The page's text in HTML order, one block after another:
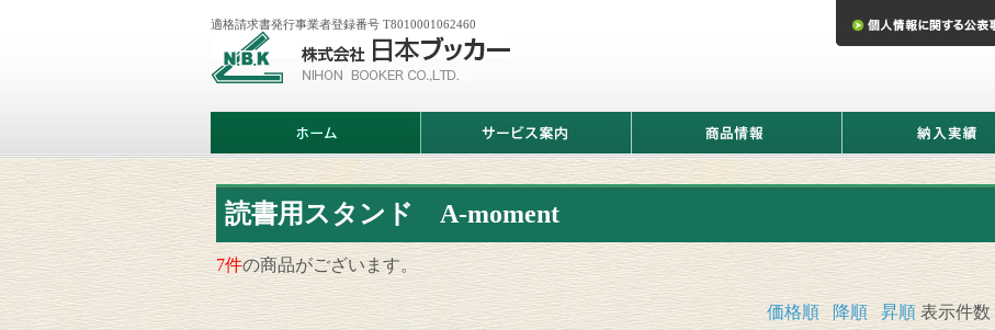
会
日
ッ
カ
ー
適格請求書発行事業者登録番号 T8010001062460
ム
ビ
ス
案
情
報
実
読書用スタンド A-moment
7件の商品がございます。
価格順 降順 昇順 表示件数